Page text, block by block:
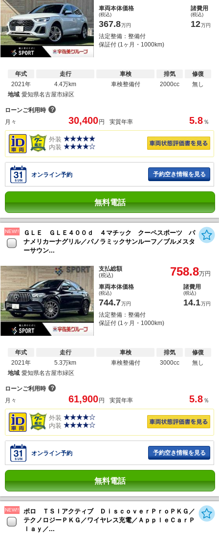
車両本体価格
(税込)
367.8万円
諸費用
(税込)
12万円
法定整備：整備付
保証付 (1ヶ月・1000km)
年式
2021年
走行
4.4万km
車検
車検整備付
排気
2000cc
修復
無し
地域 愛知県名古屋市緑区
ローンご利用時 ？
月々
30,400円 実質年率 5.8 ％
外装
内装
オンライン予約 予約空き情報を見る
無料電話
NEW!!
ＧＬＥ ＧＬＥ４００ｄ ４マチック クーペスポーツ パ
ナメリカーナグリル／パノラミックサンルーフ／ブルメスタ
ーサウン...
支払総額
(税込) 758.8万円
車両本体価格
(税込)
744.7万円
諸費用
(税込)
14.1万円
法定整備：整備付
保証付 (1ヶ月・1000km)
年式
2021年
走行
5.3万km
車検
車検整備付
排気
3000cc
修復
無し
地域 愛知県名古屋市緑区
ローンご利用時 ？
月々
61,900円 実質年率 5.8 ％
外装
内装
オンライン予約 予約空き情報を見る
無料電話
NEW!!
ポロ ＴＳＩアクティブ ＤｉｓｃｏｖｅｒＰｒｏＰＫＧ／
テクノロジーＰＫＧ／ワイヤレス充電／ＡｐｐｌｅＣａｒＰ
ｌａｙ／...